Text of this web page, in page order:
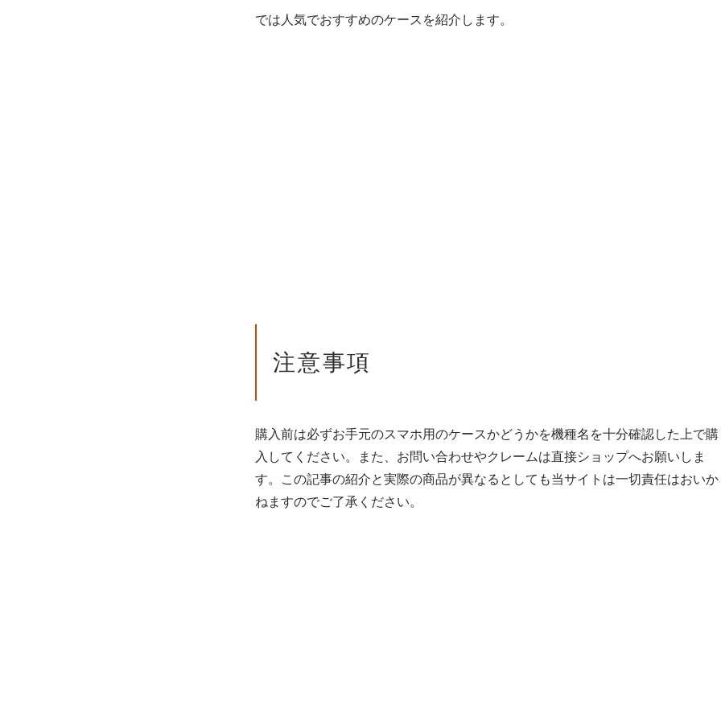
では人気でおすすめのケースを紹介します。
注意事項
購入前は必ずお手元のスマホ用のケースかどうかを機種名を十分確認した上で購
入してください。また、お問い合わせやクレームは直接ショップへお願いしま
す。この記事の紹介と実際の商品が異なるとしても当サイトは一切責任はおいか
ねますのでご了承ください。